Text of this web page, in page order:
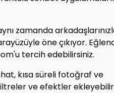
zamanda
öne çıkıyor.
tercih edebilirsiniz.
kısa süreli fotoğraf ve
ve efektler